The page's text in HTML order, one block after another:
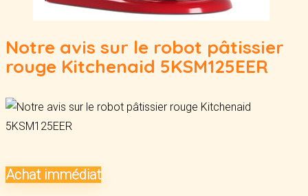
Notre avis sur le robot pâtissier
rouge Kitchenaid 5KSM125EER
Achat immédiat